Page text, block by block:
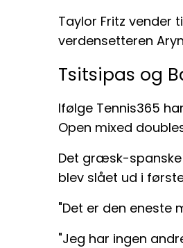
Taylor Fritz vender
verdensetteren
Tsitsipas og
Ifølge Tennis365
Open mixed
Det græsk-
blev slået ud i
"Det er den eneste
"Jeg har ingen